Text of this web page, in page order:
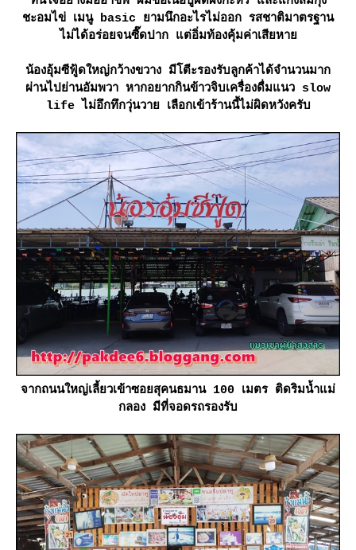
ชะอมไข่ เมนู basic ยามนึกอะไรไม่ออก รสชาติมาตรฐาน
ไม่ได้อร่อยจนซี๊ดปาก แต่อิ่มท้องคุ้มค่าเสียหา
น้องอุ้มซีฟู้ดใหญ่กว้างขวาง มีโตีะรองรับลูกค้าได้จำนวนมาก
ผ่านไปย่านอัมพวา หากอยากกินข้าวจิบเครื่องดื่มแนว slow
life ไม่อึกทึกวุ่นวาย เลือกเข้าร้านนี้ไม่ผิดหวังครับ
จากถนนใหญ่เลี้ยวเข้าซอยสุคนธมาน 100 เมตร ติดริมน้ำแม่
กลอง มีที่จอดรถรองรับ